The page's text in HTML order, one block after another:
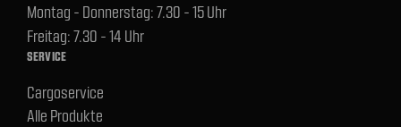
Montag - Donnerstag: 7.30 - 15 Uhr
Freitag: 7.30 - 14 Uhr
SERVICE
Cargoservice
Alle Produkte